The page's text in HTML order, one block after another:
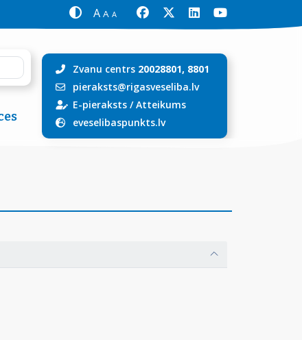
A A A
Zvanu centrs 20028801, 8801
pieraksts@rigasveseliba.lv
E-pieraksts/Atteikums
eveselibaspunkts.lv